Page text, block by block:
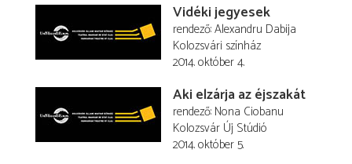
Vidéki jegyesek
rendező Alexandru Dabija
Kolozsvári színház
2014. október 4.
Aki elzárja az éjszakát
rendező Nona Ciobanu
Kolozsvár Új Stúdió
2014. október 5.